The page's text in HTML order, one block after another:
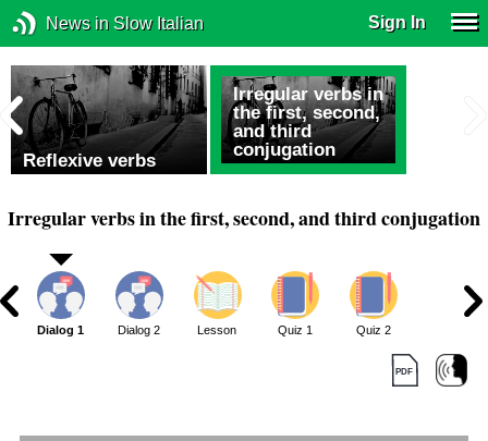
News in Slow Italian Sign In
Reflexive verbs
Irregular verbs in
the first, second,
and third
conjugation
Irregular verbs in the first, second, and third conjugation
Dialog 1 Dialog 2 Lesson Quiz 1 Quiz 2